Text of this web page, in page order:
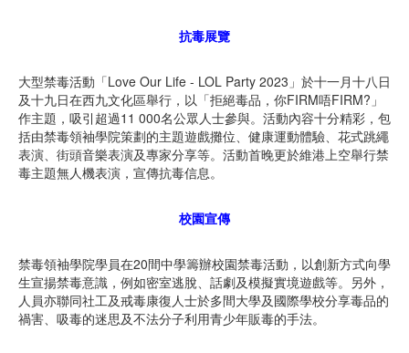
抗毒展覽
大型禁毒活動「Love Our Life - LOL Party 2023」於十一月十八日
及十九日在西九文化區舉行，以「拒絕毒品，你FIRM唔FIRM?」
作主題，吸引超過11 000名公眾人士參與。活動內容十分精彩，包
括由禁毒領袖學院策劃的主題遊戲攤位、健康運動體驗、花式跳繩
表演、街頭音樂表演及專家分享等。活動首晚更於維港上空舉行禁
毒主題無人機表演，宣傳抗毒信息。
校園宣傳
禁毒領袖學院學員在20間中學籌辦校園禁毒活動，以創新方式向學
生宣揚禁毒意識，例如密室逃脫、話劇及模擬實境遊戲等。另外，
人員亦聯同社工及戒毒康復人士於多間大學及國際學校分享毒品的
禍害、吸毒的迷思及不法分子利用青少年販毒的手法。